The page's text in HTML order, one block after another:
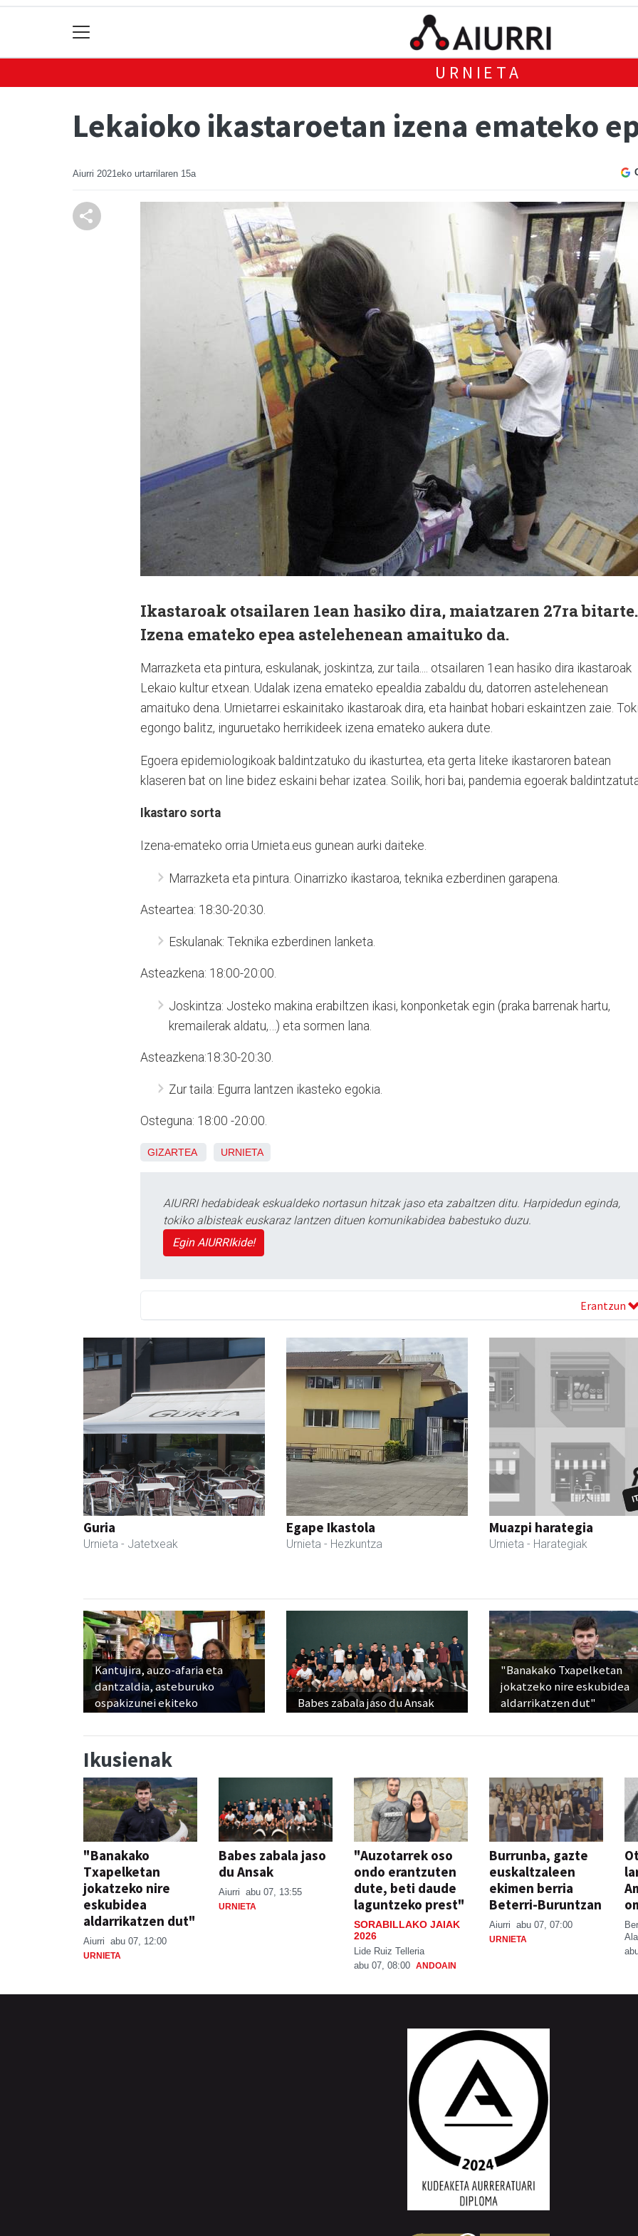
URNIETA
Lekaioko ikastaroetan izena emateko
Aiurri 2021eko urtarrilaren 15a
Ikastaroak otsailaren 1ean hasiko dira, maiatzaren 27ra bitarte.
Izena emateko epea astelehenean amaituko da.
Marrazketa eta pintura, eskulanak, joskintza, zur taila.... otsailaren 1ean hasiko dira ikastaroak
Lekaio kultur etxean. Udalak izena emateko epealdia zabaldu du, datorren astelehenean
amaituko dena. Urnietarrei eskainitako ikastaroak dira, eta hainbat hobari eskaintzen zaie.
egongo balitz, inguruetako herrikideek izena emateko aukera dute.
Egoera epidemiologikoak baldintzatuko du ikasturtea, eta gerta liteke ikastaroren batean
klaseren bat on line bidez eskaini behar izatea. Soilik, hori bai, pandemia egoerak
Ikastaro sorta
Izena-emateko orria Urnieta.eus gunean aurki daiteke.
Marrazketa eta pintura. Oinarrizko ikastaroa, teknika ezberdinen garapena.
Asteartea: 18:30-20:30.
Eskulanak: Teknika ezberdinen lanketa.
Asteazkena: 18:00-20:00.
Joskintza: Josteko makina erabiltzen ikasi, konponketak egin (praka barrenak hartu,
kremailerak aldatu,…) eta sormen lana.
Asteazkena:18:30-20:30.
Zur taila: Egurra lantzen ikasteko egokia.
Osteguna: 18:00 -20:00.
GIZARTEA URNIETA
AIURRI hedabideak eskualdeko nortasun hitzak jaso eta zabaltzen ditu. Harpidedun eginda,
tokiko albisteak euskaraz lantzen dituen komunikabidea babestuko duzu.
Egin AIURRIkide!
Erantzun
Guria
Urnieta - Jatetxeak
Egape Ikastola
Urnieta - Hezkuntza
Muazpi harategia
Urnieta - Harategiak
Kantujira, auzo-afaria eta
dantzaldia, asteburuko
ospakizunei ekiteko
Babes zabala jaso du Ansak
"Banakako Txapelketan
jokatzeko nire eskubidea
aldarrikatzen dut"
Ikusienak
"Banakako
Txapelketan
jokatzeko nire
eskubidea
aldarrikatzen dut"
Aiurri abu 07, 12:00
URNIETA
Babes zabala jaso
du Ansak
Aiurri abu 07, 13:55
URNIETA
"Auzotarrek oso
ondo erantzuten
dute, beti daude
laguntzeko prest"
SORABILLAKO JAIAK
2026
Lide Ruiz Telleria
abu 07, 08:00 ANDOAIN
Burrunba, gazte
euskaltzaleen
ekimen berria
Beterri-Buruntzan
Aiurri abu 07, 07:00
URNIETA